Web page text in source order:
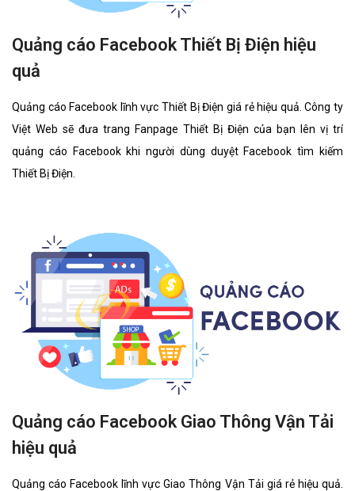
Quảng cáo Facebook Thiết Bị Điện hiệu
quả
Quảng cáo Facebook lĩnh vực Thiết Bị Điện giá rẻ hiệu quả. Công ty
Việt Web sẽ đưa trang Fanpage Thiết Bị Điện của bạn lên vị trí
quảng cáo Facebook khi người dùng duyệt Facebook tìm kiếm
Thiết Bị Điện.
Quảng cáo Facebook Giao Thông Vận Tải
hiệu quả
Quảng cáo Facebook lĩnh vực Giao Thông Vận Tải giá rẻ hiệu quả.